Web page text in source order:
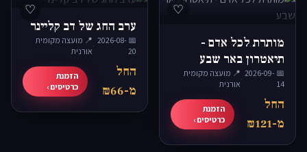
♡
מותרת לכל אדם -
תיאטרון באר שבע
📅 2026-09-
14
·
📍 מועצה מקומית
אורנית
החל
מ-₪121
הזמנת
כרטיסים ›
♡
ערב החג של דב קליינר
📅 2026-08-
20
·
📍 מועצה מקומית
אורנית
החל
מ-₪66
הזמנת
כרטיסים ›